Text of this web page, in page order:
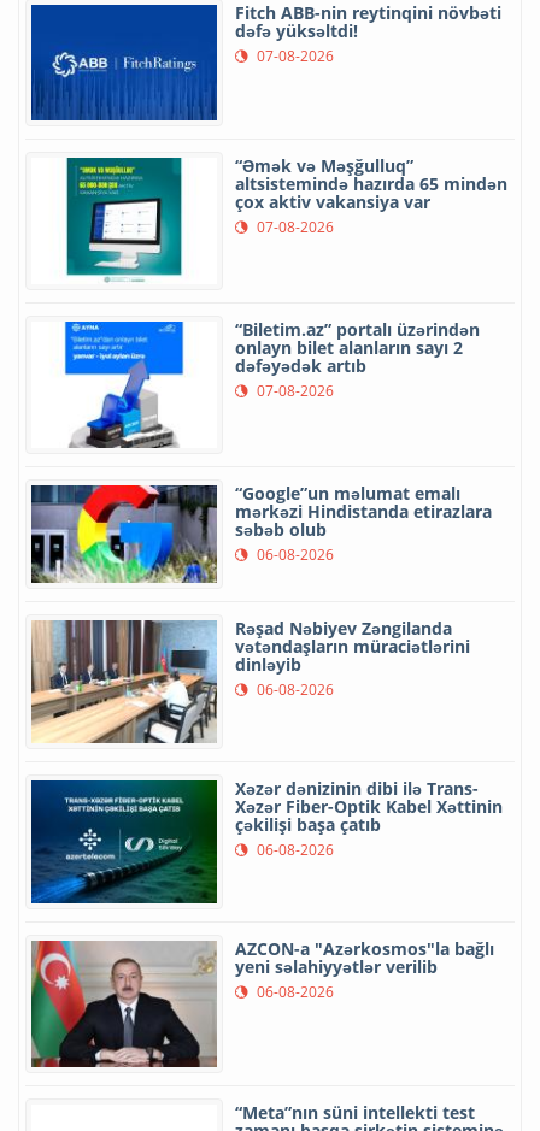
Fitch ABB-nin reytinqini növbəti
dəfə yüksəltdi!
07-08-2026
“Əmək və Məşğulluq”
altsistemində hazırda 65 mindən
çox aktiv vakansiya var
07-08-2026
“Biletim.az” portalı üzərindən
onlayn bilet alanların sayı 2
dəfəyədək artıb
07-08-2026
“Google”un məlumat emalı
mərkəzi Hindistanda etirazlara
səbəb olub
06-08-2026
Rəşad Nəbiyev Zəngilanda
vətəndaşların müraciətlərini
dinləyib
06-08-2026
Xəzər dənizinin dibi ilə Trans-
Xəzər Fiber-Optik Kabel Xəttinin
çəkilişi başa çatıb
06-08-2026
AZCON-a "Azərkosmos"la bağlı
yeni səlahiyyətlər verilib
06-08-2026
“Meta”nın süni intellekti test